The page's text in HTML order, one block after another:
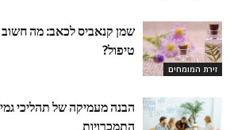
זירת המומחים
שמן קנאביס לכאב: מה
טיפול?
הבנה מעמיקה של תהליכי
התמכרויות